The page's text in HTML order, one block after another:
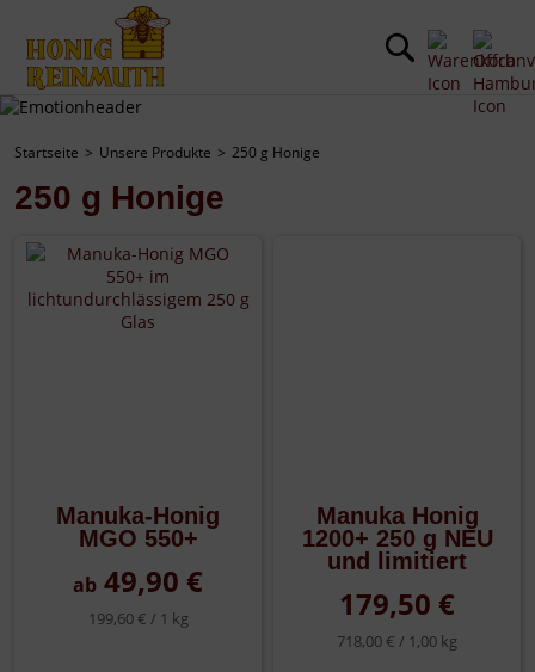
Startseite Unsere Produkte 250 g Honige
250 g Honige
Manuka-Honig
MGO 550+
ab 49,90 €
199,60 € / 1 kg
Manuka Honig
1200+ 250 g NEU
und limitiert
179,50 €
718,00 € / 1,00 kg